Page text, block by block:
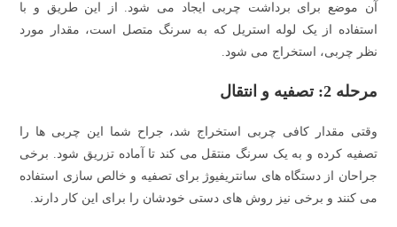
آن موضع برای برداشت چربی ایجاد می شود. از این طریق و با
استفاده از یک لوله استریل که به سرنگ متصل است، مقدار مورد
نظر چربی، استخراج می شود.
مرحله 2: تصفیه و انتقال
وقتی مقدار کافی چربی استخراج شد، جراح شما این چربی ها را
تصفیه کرده و به یک سرنگ منتقل می کند تا آماده تزریق شود. برخی
جراحان از دستگاه های سانتریفیوژ برای تصفیه و خالص سازی استفاده
می کنند و برخی نیز روش های دستی خودشان را برای این کار دارند.